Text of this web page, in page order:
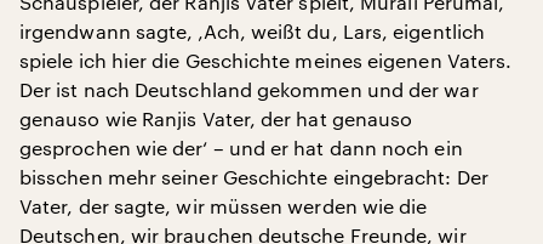
irgendwann sagte, ‚Ach, weißt du, Lars, eigentlich
spiele ich hier die Geschichte meines eigenen Vaters.
Der ist nach Deutschland gekommen und der war
genauso wie Ranjis Vater, der hat genauso
gesprochen wie der‘ – und er hat dann noch ein
bisschen mehr seiner Geschichte eingebracht: Der
Vater, der sagte, wir müssen werden wie die
Deutschen, wir brauchen deutsche Freunde, wir